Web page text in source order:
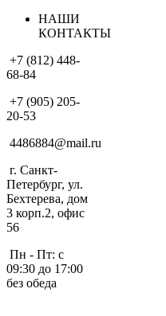
НАШИ
КОНТАКТЫ
+7 (812) 448-
68-84
+7 (905) 205-
20-53
4486884@mail.ru
г. Санкт-
Петербург, ул.
Бехтерева, дом
3 корп.2, офис
56
Пн - Пт: с
09:30 до 17:00
без обеда